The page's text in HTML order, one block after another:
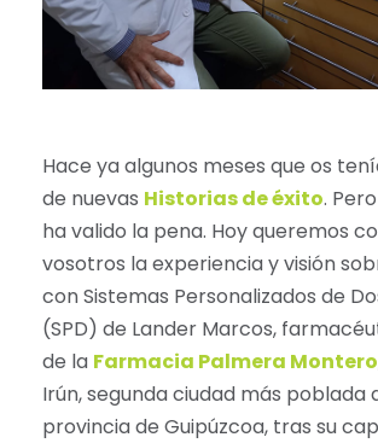
Hace ya algunos meses que os
de nuevas Historias de éxito.
ha valido la pena. Hoy queremos
vosotros la experiencia y visión
con Sistemas Personalizados de
(SPD) de Lander Marcos,
de la Farmacia Palmera Montero
Irún, segunda ciudad más poblada
provincia de Guipúzcoa, tras su